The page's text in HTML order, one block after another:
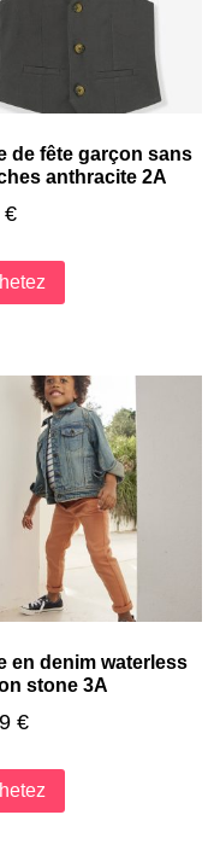
de fête garçon sans
anthracite 2A
€
en denim waterless
stone 3A
€